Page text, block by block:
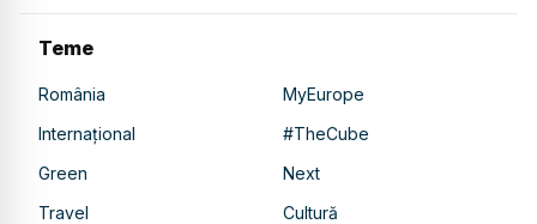
Teme
România
MyEurope
Internațional
#TheCube
Green
Next
Travel
Cultură